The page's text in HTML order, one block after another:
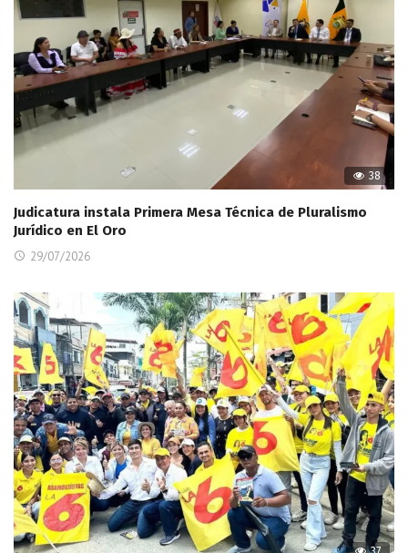
38
Judicatura instala Primera Mesa Técnica de Pluralismo
Jurídico en El Oro
29/07/2026